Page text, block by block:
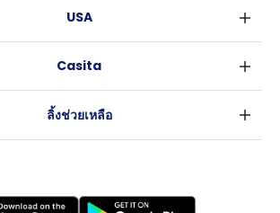
เอดินเบอระ
ลีดส์
โคเวนทรี
บริสเบน
อะเดลายด์
USA
แอตแลนตา
Casita
ลิ้งช่วยเหลือ